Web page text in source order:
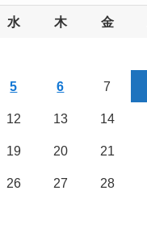
水 木 金
5 6 7
12 13 14
19 20 21
26 27 28